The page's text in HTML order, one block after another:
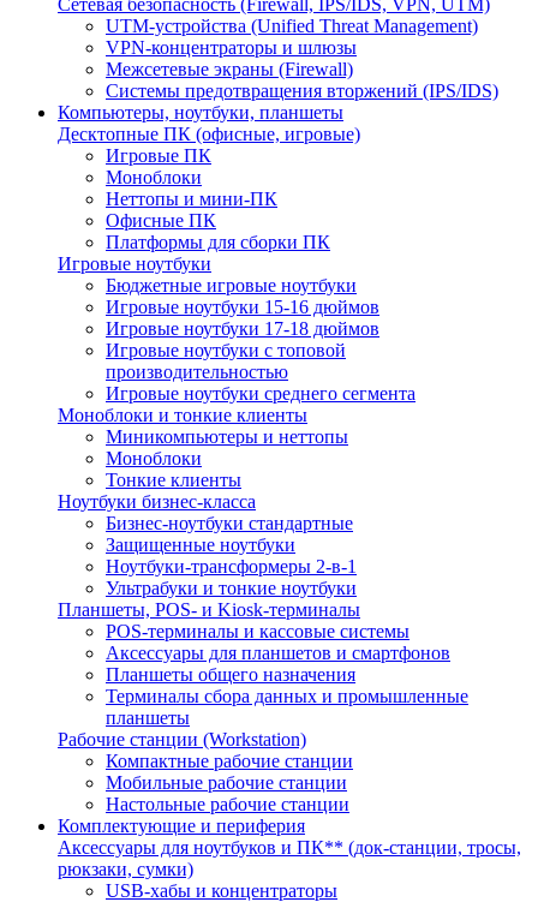
Сетевая безопасность (Firewall, IPS/IDS, VPN, UTM)
UTM-устройства (Unified Threat Management)
VPN-концентраторы и шлюзы
Межсетевые экраны (Firewall)
Системы предотвращения вторжений (IPS/IDS)
Компьютеры, ноутбуки, планшеты
Десктопные ПК (офисные, игровые)
Игровые ПК
Моноблоки
Неттопы и мини-ПК
Офисные ПК
Платформы для сборки ПК
Игровые ноутбуки
Бюджетные игровые ноутбуки
Игровые ноутбуки 15-16 дюймов
Игровые ноутбуки 17-18 дюймов
Игровые ноутбуки с топовой
производительностью
Игровые ноутбуки среднего сегмента
Моноблоки и тонкие клиенты
Миникомпьютеры и неттопы
Моноблоки
Тонкие клиенты
Ноутбуки бизнес-класса
Бизнес-ноутбуки стандартные
Защищенные ноутбуки
Ноутбуки-трансформеры 2-в-1
Ультрабуки и тонкие ноутбуки
Планшеты, POS- и Kiosk-терминалы
POS-терминалы и кассовые системы
Аксессуары для планшетов и смартфонов
Планшеты общего назначения
Терминалы сбора данных и промышленные
планшеты
Рабочие станции (Workstation)
Компактные рабочие станции
Мобильные рабочие станции
Настольные рабочие станции
Комплектующие и периферия
Аксессуары для ноутбуков и ПК** (док-станции, тросы,
рюкзаки, сумки)
USB-хабы и концентраторы